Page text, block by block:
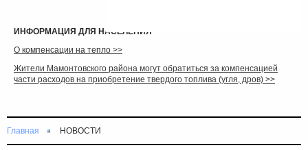
ИНФОРМАЦИЯ ДЛЯ НАСЕЛЕНИЯ
О компенсации на тепло >>
Жители Мамонтовского района могут обратиться за компенсацией
части расходов на приобретение твердого топлива (угля, дров) >>
Главная НОВОСТИ